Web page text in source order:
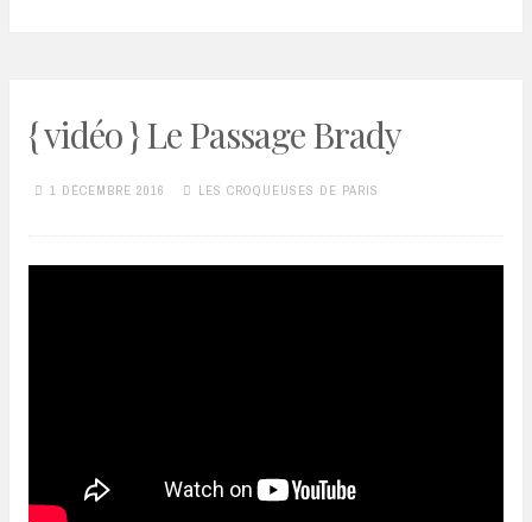
{ vidéo } Le Passage Brady
1 DÉCEMBRE 2016 LES CROQUEUSES DE PARIS